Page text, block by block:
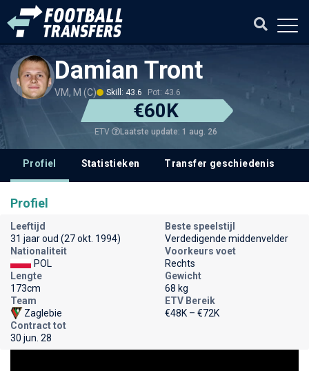
Damian Tront
VM, M (C) Skill: 43.6 Pot: 43.6
€60K
ETV Laatste update: 1 aug. 26
Profiel Statistieken Transfer geschiedenis
Profiel
Leeftijd
31 jaar oud (27 okt. 1994)
Beste speelstijl
Verdedigende middenvelder
Nationaliteit
POL
Voorkeurs voet
Rechts
Lengte
173cm
Gewicht
68 kg
Team
Zaglebie
ETV Bereik
€48K – €72K
Contract tot
30 jun. 28